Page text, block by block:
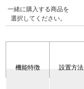
一緒に購入する商品を
選択してください。
機能特徴 設置方法